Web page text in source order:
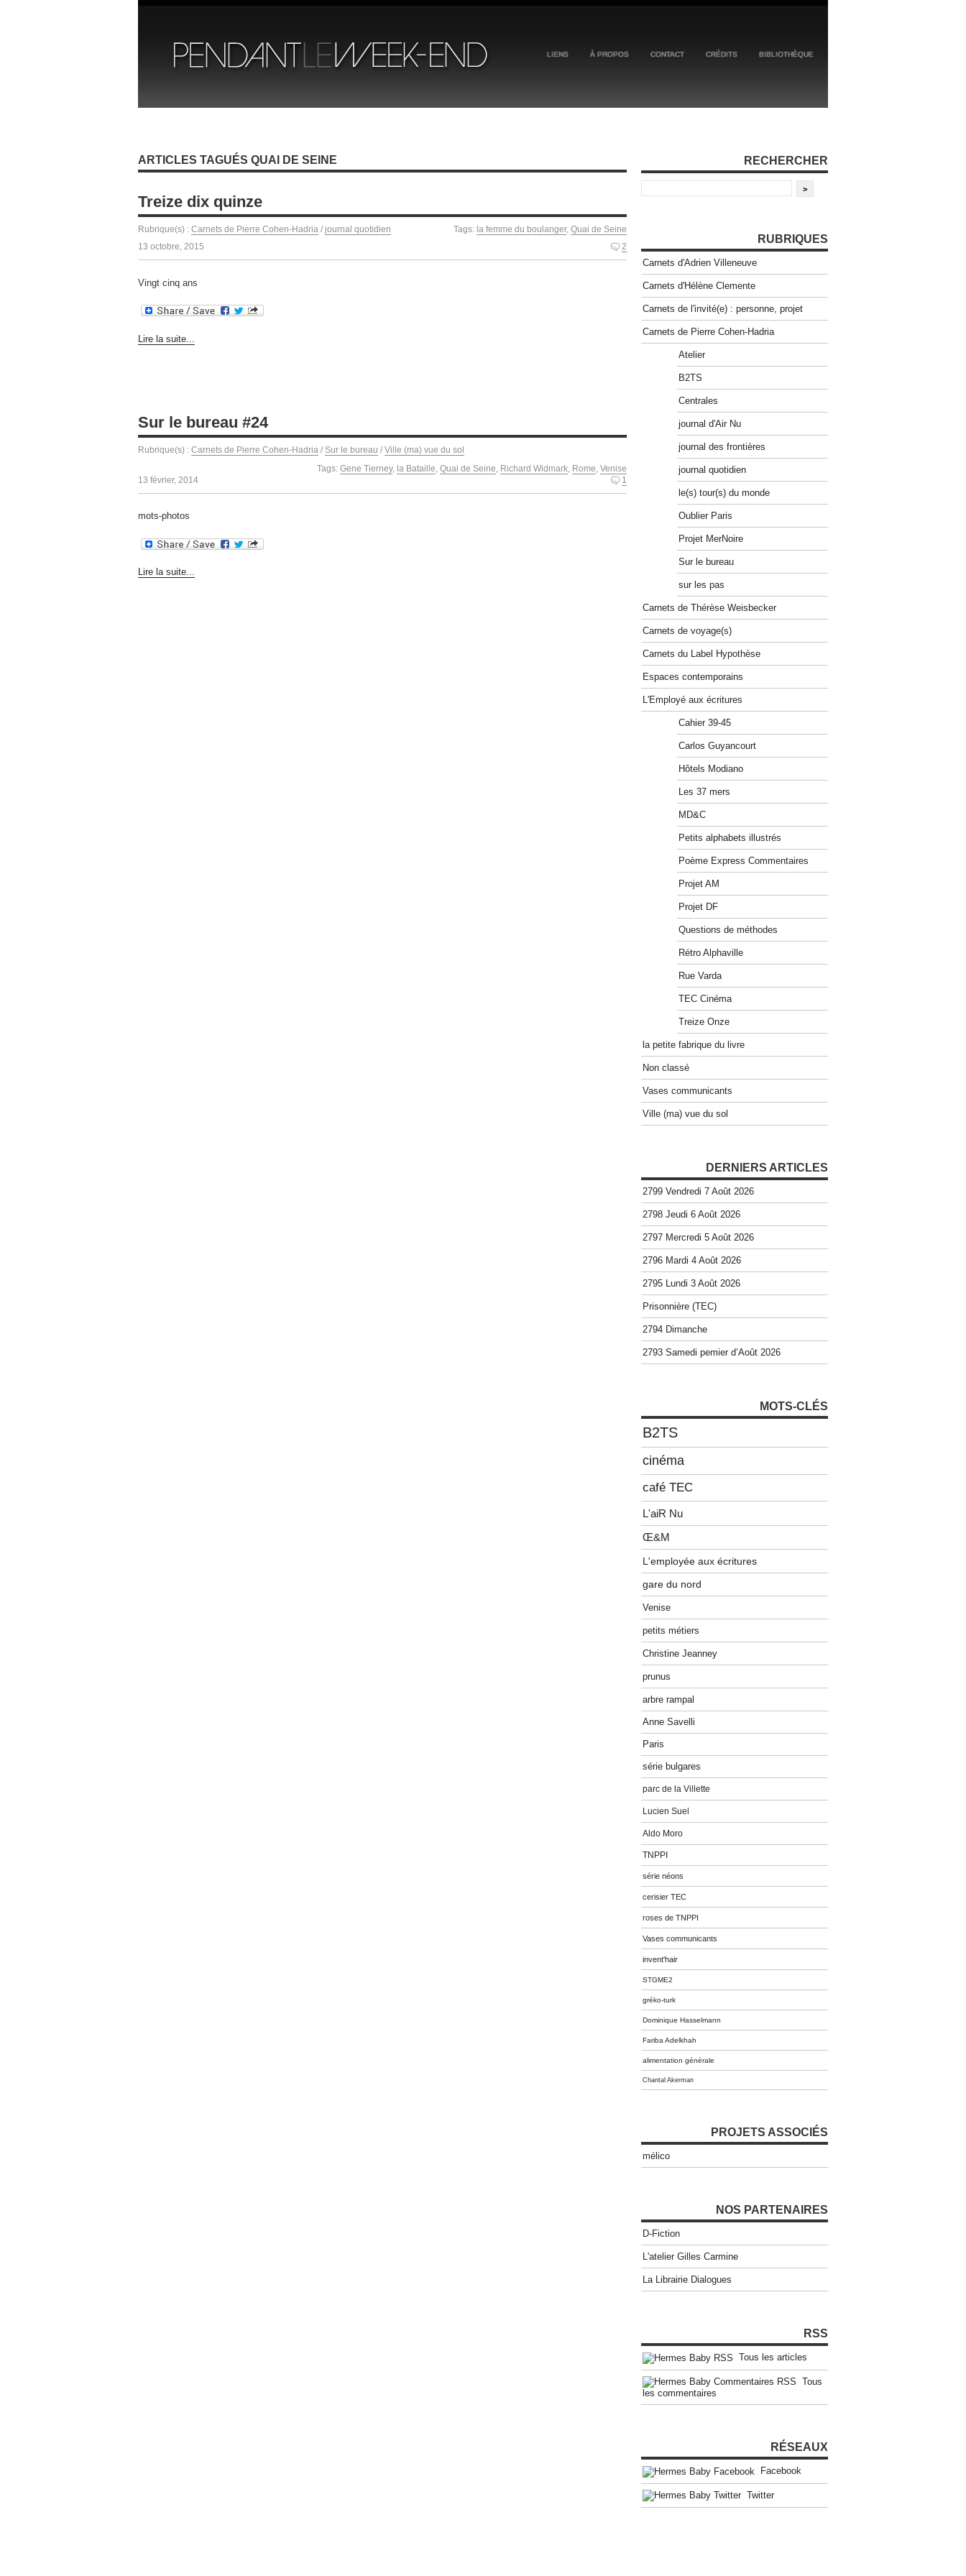
LIENS À PROPOS CONTACT CRÉDITS BIBLIOTHÈQUE
ARTICLES TAGUÉS QUAI DE SEINE
Treize dix quinze
Rubrique(s) : Carnets de Pierre Cohen-Hadria / journal quotidien Tags: la femme du boulanger, Quai de Seine
13 octobre, 2015
2
Vingt cinq ans
Lire la suite...
Sur le bureau #24
Rubrique(s) : Carnets de Pierre Cohen-Hadria / Sur le bureau / Ville (ma) vue du sol
Tags: Gene Tierney, la Bataille Quai de Seine Richard Widmark Rome Venise
13 février, 2014
1
mots-photos
Lire la suite...
RECHERCHER
RUBRIQUES
Carnets d'Adrien Villeneuve
Carnets d'Hélène Clemente
Carnets de l'invité(e) : personne, projet
Carnets de Pierre Cohen-Hadria
Atelier
B2TS
Centrales
journal d'Air Nu
journal des frontières
journal quotidien
le(s) tour(s) du monde
Oublier Paris
Projet MerNoire
Sur le bureau
sur les pas
Carnets de Thérèse Weisbecker
Carnets de voyage(s)
Carnets du Label Hypothèse
Espaces contemporains
L'Employé aux écritures
Cahier 39-45
Carlos Guyancourt
Hôtels Modiano
Les 37 mers
MD&C
Petits alphabets illustrés
Poème Express Commentaires
Projet AM
Projet DF
Questions de méthodes
Rétro Alphaville
Rue Varda
TEC Cinéma
Treize Onze
la petite fabrique du livre
Non classé
Vases communicants
Ville (ma) vue du sol
DERNIERS ARTICLES
2799 Vendredi 7 Août 2026
2798 Jeudi 6 Août 2026
2797 Mercredi 5 Août 2026
2796 Mardi 4 Août 2026
2795 Lundi 3 Août 2026
Prisonnière (TEC)
2794 Dimanche
2793 Samedi pemier d’Août 2026
MOTS-CLÉS
B2TS
cinéma
café TEC
L'aiR Nu
Œ&M
L'employée aux écritures
gare du nord
Venise
petits métiers
Christine Jeanney
prunus
arbre rampal
Anne Savelli
Paris
série bulgares
parc de la Villette
Lucien Suel
Aldo Moro
TNPPI
série néons
cerisier TEC
roses de TNPPI
Vases communicants
invent'hair
STGME2
gréko-turk
Dominique Hasselmann
Fariba Adelkhah
alimentation générale
Chantal Akerman
PROJETS ASSOCIÉS
mélico
NOS PARTENAIRES
D-Fiction
L'atelier Gilles Carmine
La Librairie Dialogues
RSS
Tous les articles
Tous
les commentaires
RÉSEAUX
Facebook
Twitter